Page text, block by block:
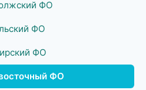
ФО
ФО
ФО
ФО